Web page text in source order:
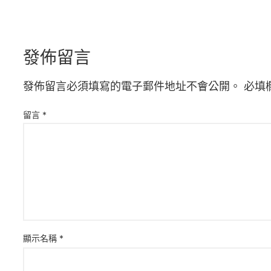
發佈留言
發佈留言必須填寫的電子郵件地址不會公開。 必填
留言 *
顯示名稱 *